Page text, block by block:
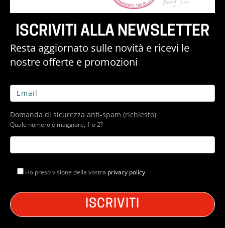
ISCRIVITI ALLA NEWSLETTER
Resta aggiornato sulle novità e ricevi le
nostre offerte e promozioni
Domanda di sicurezza anti-spam (richiesto)
Quale numero è maggiore, 1 o 2?
Ho preso visione della vostra privacy policy